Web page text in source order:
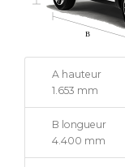
A hauteur
1.653 mm
B longueur
4.400 mm